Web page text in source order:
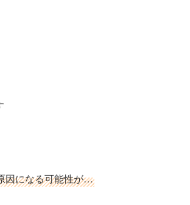
因になる可能性が…